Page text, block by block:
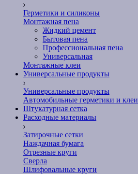
Герметики и силиконы
Монтажная пена
Жидкий цемент
Бытовая пена
Профессиональная пена
Универсальная
Монтажные клеи
Универсальные продукты
Универсальные продукты
Автомобильные герметики и клеи
Штукатурная сетка
Расходные материалы
Затирочные сетки
Наждачная бумага
Отрезные круги
Сверла
Шлифовальные круги